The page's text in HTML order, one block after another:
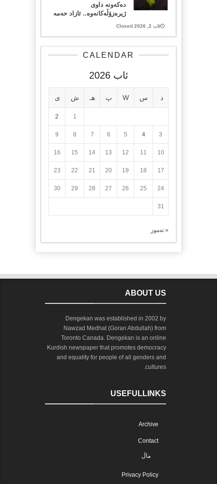
دەکەونە داوی
ژیرەزۆڵەکانەوە.. ئازاد حەمە
ئاب 2, 2026 Closed
CALENDAR
ئاب 2026
د س W پ هـ ش ی
1
2
3
4
5
6
7
8
9
10
11
12
13
14
15
16
17
18
19
20
21
22
23
24
25
26
27
28
29
30
31
« تەموز
ABOUT US
Dengekan was established in 2002 by
Nawzad Medhat (Goran Abdullah) from
Toronto Canada. Dengekan is an online
Kurdish newspaper that promotes democracy
and equality for people of all genders and
cultures.
USEFULLINKS
Archive
Contact
ماڵ
Privacy Policy